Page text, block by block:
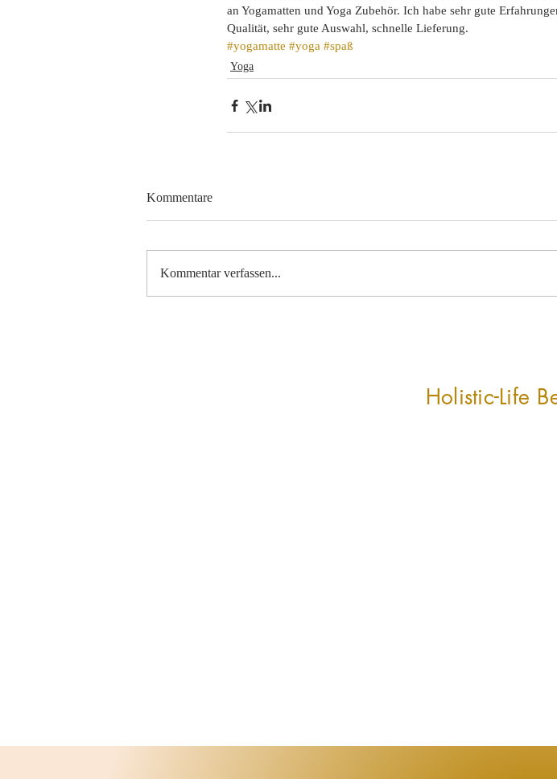
an Yogamatten und Yoga Zubehör. Ich habe sehr gute
Qualität, sehr gute Auswahl, schnelle Lieferung.
#yogamatte #yoga #spaß
Yoga
Kommentare
Kommentar verfassen...
Holistic-Life